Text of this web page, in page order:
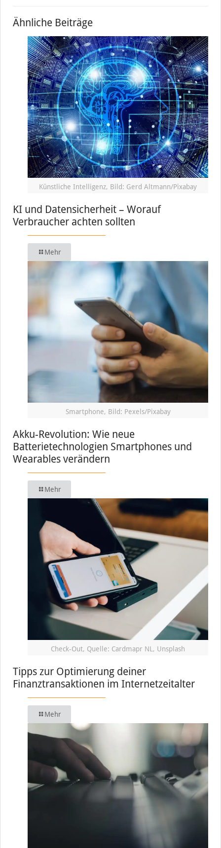
Ähnliche Beiträge
Künstliche Intelligenz, Bild: Gerd Altmann/Pixabay
KI und Datensicherheit – Worauf
Verbraucher achten sollten
Mehr
Smartphone, Bild: Pexels/Pixabay
Akku-Revolution: Wie neue
Batterietechnologien Smartphones und
Wearables verändern
Mehr
Check-Out, Quelle: Cardmapr NL, Unsplash
Tipps zur Optimierung deiner
Finanztransaktionen im Internetzeitalter
Mehr